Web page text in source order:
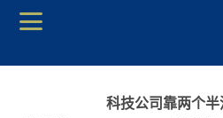
科技公司靠两个